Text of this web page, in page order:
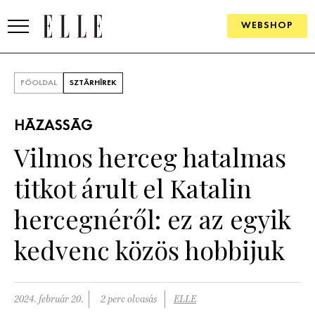
WEBSHOP
SZÉPSÉG
PSZICHÉ
PÁRKAPCSOLAT
FŐOLDAL SZTÁRHÍREK
HÁZASSÁG
Vilmos herceg hatalmas
titkot árult el Katalin
hercegnéről: ez az egyik
kedvenc közös hobbijuk
2024. február 20. 2 perc olvasás ELLE